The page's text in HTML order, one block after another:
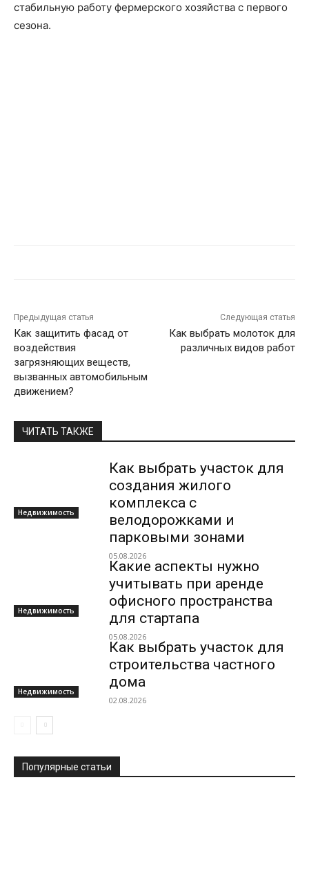
стабильную работу фермерского хозяйства с первого
сезона.
Предыдущая статья
Как защитить фасад от
воздействия
загрязняющих веществ,
вызванных автомобильным
движением?
Следующая статья
Как выбрать молоток для
различных видов работ
ЧИТАТЬ ТАКЖЕ
Недвижимость
Как выбрать участок для
создания жилого
комплекса с
велодорожками и
парковыми зонами
05.08.2026
Недвижимость
Какие аспекты нужно
учитывать при аренде
офисного пространства
для стартапа
05.08.2026
Недвижимость
Как выбрать участок для
строительства частного
дома
02.08.2026
Популярные статьи